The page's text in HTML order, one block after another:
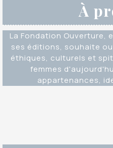
À
La Fondation Ouverture,
ses éditions, souhaite
éthiques, culturels et
femmes
appartenances,